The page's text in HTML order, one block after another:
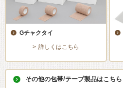
Gチャクタイ
詳しくはこちら
その他の包帯/テープ製品はこちら